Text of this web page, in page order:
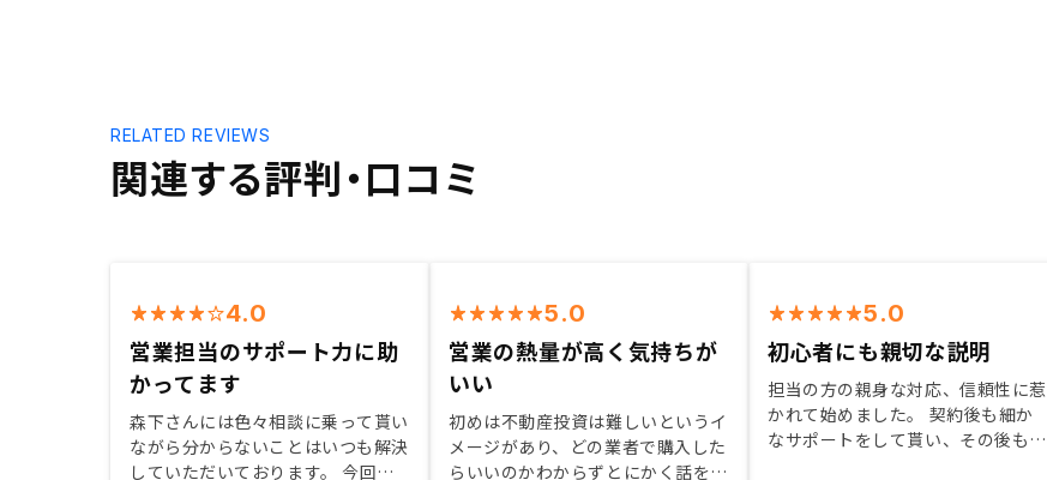
関連する評判・口コミ
RELATED REVIEWS
4.0
営業担当のサポート力に助
かってます
森下さんには色々相談に乗って貰い
ながら分からないことはいつも解決
していただいております。 今回は
5.0
営業の熱量が高く気持ちが
いい
初めは不動産投資は難しいというイ
メージがあり、どの業者で購入した
らいいのかわからずとにかく話を聞
5.0
初心者にも親切な説明
担当の方の親身な対応、信頼性に惹
かれて始めました。 契約後も細か
なサポートをして貰い、その後も追